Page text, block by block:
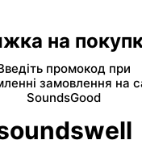
онлайн
передається в
після надходження
термін поставки:
(залежить від